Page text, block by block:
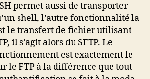
permet aussi de transporter
shell, l’autre fonctionnalité la
le transfert de fichier utilisant
il s’agit alors du SFTP. Le
est exactement le
le FTP à la différence que tout